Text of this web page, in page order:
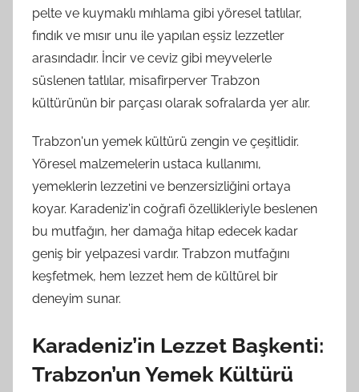
pelte ve kuymaklı mıhlama gibi yöresel tatlılar,
fındık ve mısır unu ile yapılan eşsiz lezzetler
arasındadır. İncir ve ceviz gibi meyvelerle
süslenen tatlılar, misafirperver Trabzon
kültürünün bir parçası olarak sofralarda yer alır.
Trabzon'un yemek kültürü zengin ve çeşitlidir.
Yöresel malzemelerin ustaca kullanımı,
yemeklerin lezzetini ve benzersizliğini ortaya
koyar. Karadeniz'in coğrafi özellikleriyle beslenen
bu mutfağın, her damağa hitap edecek kadar
geniş bir yelpazesi vardır. Trabzon mutfağını
keşfetmek, hem lezzet hem de kültürel bir
deneyim sunar.
Karadeniz’in Lezzet Başkenti:
Trabzon’un Yemek Kültürü